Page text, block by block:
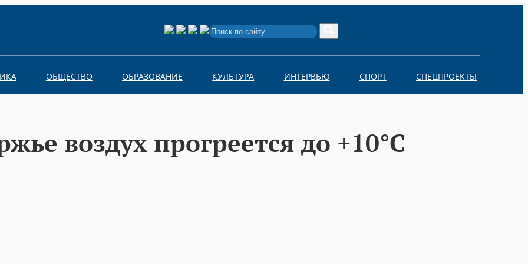
Search
for:
ОБЩЕСТВО ОБРАЗОВАНИЕ КУЛЬТУРА ИНТЕРВЬЮ СПОРТ СПЕЦПРОЕКТЫ
воздух прогреется до +10°C